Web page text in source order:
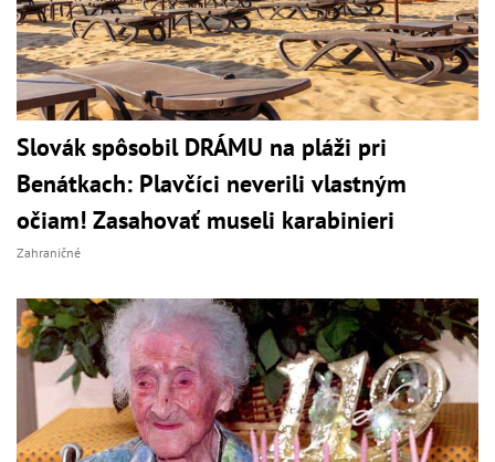
Slovák spôsobil DRÁMU na pláži pri
Benátkach: Plavčíci neverili vlastným
očiam! Zasahovať museli karabinieri
Zahraničné